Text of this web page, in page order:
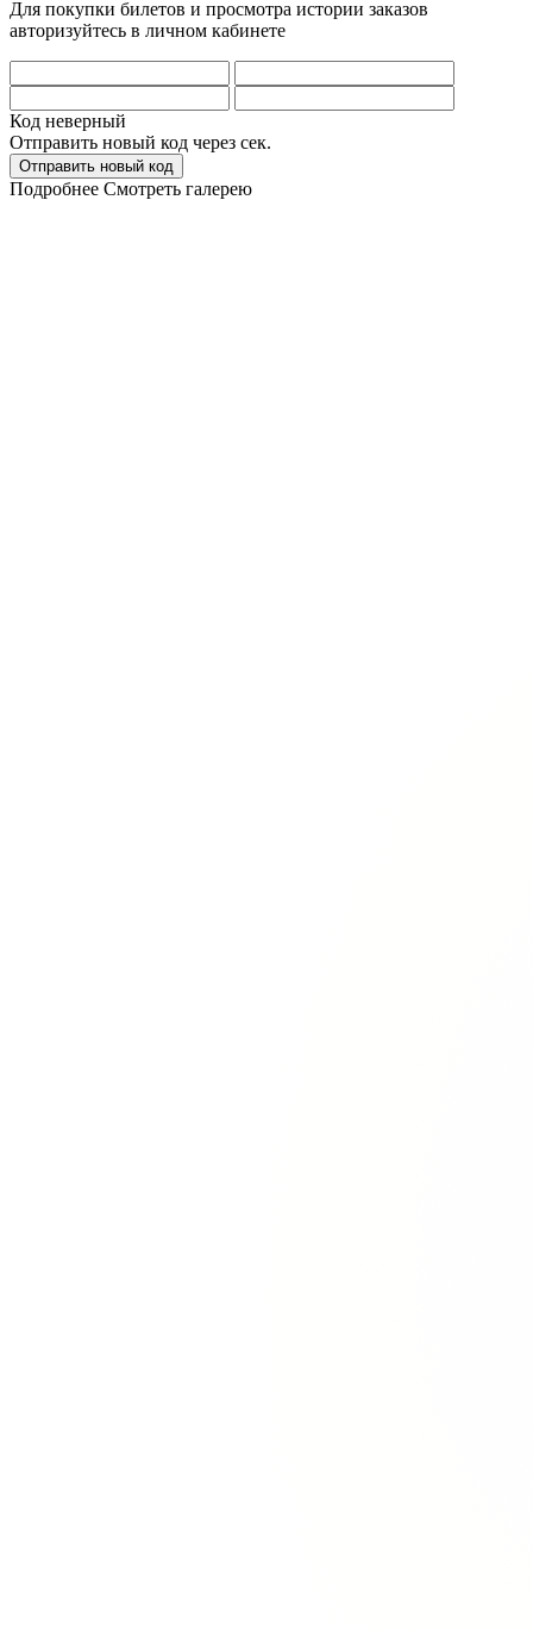
Для покупки билетов и просмотра истории заказов
авторизуйтесь в личном кабинете
Код неверный
Отправить новый код через сек.
Отправить новый код
Подробнее Смотреть галерею